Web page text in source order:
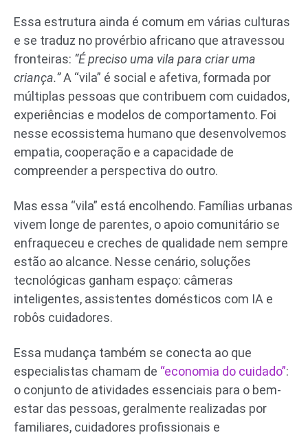
Essa estrutura ainda é comum em várias culturas
e se traduz no provérbio africano que atravessou
fronteiras: “É preciso uma vila para criar uma
criança.”A “vila” é social e afetiva, formada por
múltiplas pessoas que contribuem com cuidados,
experiências e modelos de comportamento. Foi
nesse ecossistema humano que desenvolvemos
empatia, cooperação e a capacidade de
compreender a perspectiva do outro.
Mas essa “vila” está encolhendo. Famílias urbanas
vivem longe de parentes, o apoio comunitário se
enfraqueceu e creches de qualidade nem sempre
estão ao alcance. Nesse cenário, soluções
tecnológicas ganham espaço: câmeras
inteligentes, assistentes domésticos com IA e
robôs cuidadores.
Essa mudança também se conecta ao que
especialistas chamam de “economia do cuidado”:
o conjunto de atividades essenciais para o bem-
estar das pessoas, geralmente realizadas por
familiares, cuidadores profissionais e